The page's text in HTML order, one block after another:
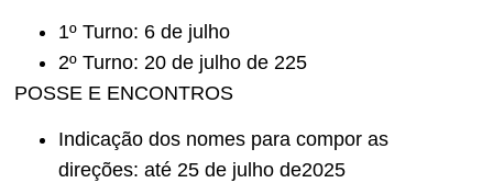
1º Turno: 6 de julho
2º Turno: 20 de julho de 225
POSSE E ENCONTROS
Indicação dos nomes para compor as
direções: até 25 de julho de2025